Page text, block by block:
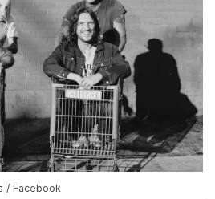
/ Facebook